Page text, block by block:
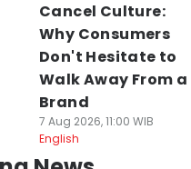
Cancel Culture:
Why Consumers
Don't Hesitate to
Walk Away From a
Brand
7 Aug 2026, 11:00 WIB
English